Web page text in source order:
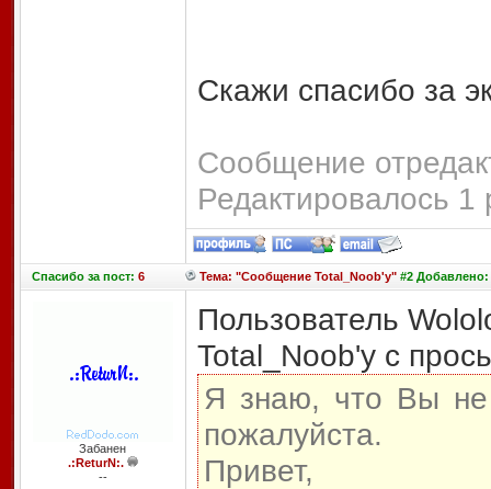
Скажи спасибо за
Сообщение
Редактировалось 1
Спасибоза пост: 6 Тема: "Сообщение Total_Noob'у"#2 Добавлено:
Забанен
.:ReturN:.
--
Пользователь
Total_Noob'у с
Я знаю, что Вы не
пожалуйста.
Привет,